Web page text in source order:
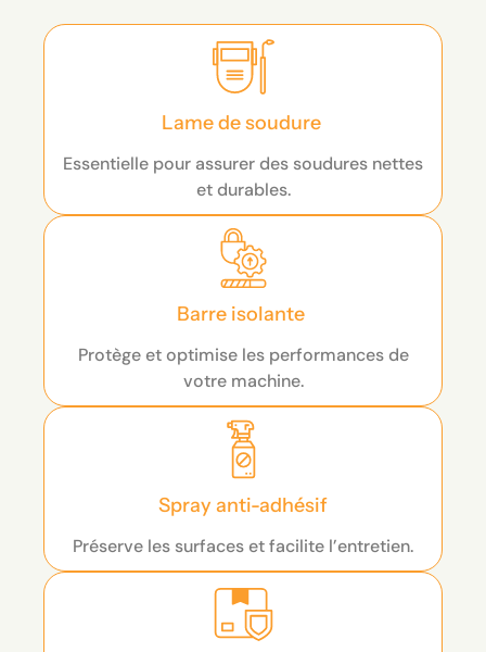
Lame de soudure
Essentielle pour assurer des soudures nettes
et durables.
Barre isolante
Protège et optimise les performances de
votre machine.
Spray anti-adhésif
Préserve les surfaces et facilite l’entretien.